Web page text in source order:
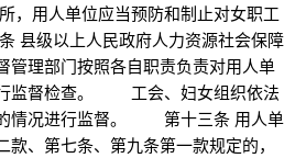
用人单位应当预防和制止对女职工
级以上人民政府人力资源社会保障
管理部门按照各自职责负责对用人单
监督检查。 工会、妇女组织依法
情况进行监督。 第十三条 用人单
、第七条、第九条第一款规定的，